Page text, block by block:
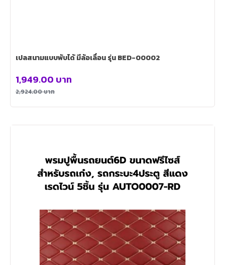
เปลสนามแบบพับได้ มีล้อเลื่อน รุ่น BED-00002
2,924.00บาท
1,949.00 บาท